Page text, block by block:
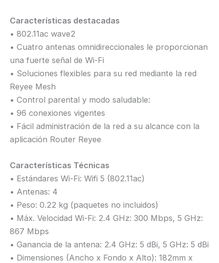
Características destacadas
• 802.11ac wave2
• Cuatro antenas omnidireccionales le proporcionan
una fuerte señal de Wi-Fi
• Soluciones flexibles para su red mediante la red
Reyee Mesh
• Control parental y modo saludable:
• 96 conexiones vigentes
• Fácil administración de la red a su alcance con la
aplicación Router Reyee
Características Técnicas
• Estándares Wi-Fi: Wifi 5 (802.11ac)
• Antenas: 4
• Peso: 0.22 kg (paquetes no incluidos)
• Máx. Velocidad Wi-Fi: 2.4 GHz: 300 Mbps, 5 GHz:
867 Mbps
• Ganancia de la antena: 2.4 GHz: 5 dBi, 5 GHz: 5 dBi
• Dimensiones (Ancho x Fondo x Alto): 182mm x